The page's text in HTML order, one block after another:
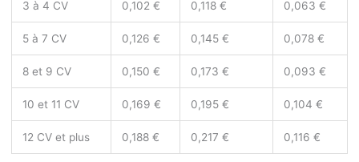
3 à 4 CV 0,102 € 0,118 € 0,063 €
5 à 7 CV 0,126 € 0,145 € 0,078 €
8 et 9 CV 0,150 € 0,173 € 0,093 €
10 et 11 CV 0,169 € 0,195 € 0,104 €
12 CV et plus 0,188 € 0,217 € 0,116 €